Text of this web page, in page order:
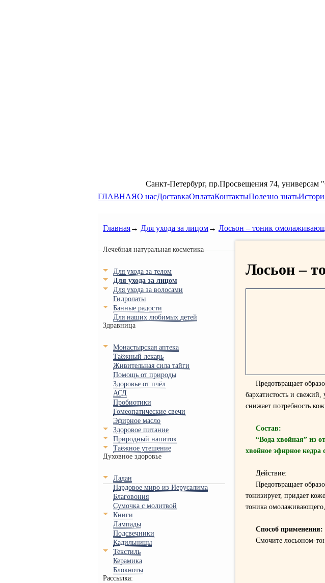
Санкт-Петербург, пр.Просвещения 74, универсам
ГЛАВНАЯО насДоставкаОплатаКонтактыПолезно знать
Главная→ Для ухода за лицом→ Лосьон – тоник
Лечебная натуральная косметика
Для ухода за телом
Для ухода за лицом
Для ухода за волосами
Гидролаты
Банные радости
Для наших любимых детей
Здравница
Монастырская аптека
Таёжный лекарь
Живительная сила тайги
Помощь от природы
Здоровье от пчёл
АСД
Пробиотики
Гомеопатические свечи
Эфирное масло
Здоровое питание
Природный напиток
Таёжное утешение
Духовное здоровье
Ладан
Нардовое миро из Иерусалима
Благовония
Сумочка с молитвой
Книги
Лампады
Подсвечники
Кадильницы
Текстиль
Керамика
Блокноты
Рассылка:
Лосьон –
Предотвращает
бархатистость и
снижает потребность
Состав:
“Вода хвойная” из
хвойное эфирное кедра
Действие:
Предотвращает
тонизирует, придает
тоника
Способ применения:
Смочите лосьоном-